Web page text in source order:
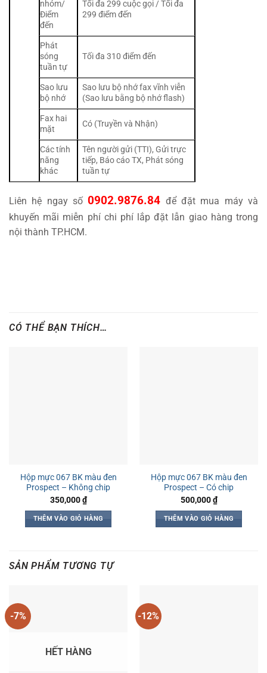
nhóm/
Điểm
đến
Tối đa 299 cuộc gọi / Tối đa
299 điểm đến
Phát
sóng
tuần tự
Tối đa 310 điểm đến
Sao lưu
bộ nhớ
Sao lưu bộ nhớ fax vĩnh viễn
(Sao lưu bằng bộ nhớ flash)
Fax hai
mặt
Có (Truyền và Nhận)
Các tính
năng
khác
Tên người gửi (TTI), Gửi trực
tiếp, Báo cáo TX, Phát sóng
tuần tự
Liên hệ ngay số0902.9876.84 để đặt mua máy và
khuyến mãi miễn phí chi phí lắp đặt lẫn giao hàng trong
nội thành TP.HCM.
CÓ THỂ BẠN THÍCH…
Hộp mực 067 BK màu đen
Prospect – Không chip
350,000₫
THÊM VÀO GIỎ HÀNG
Hộp mực 067 BK màu đen
Prospect – Có chip
500,000₫
THÊM VÀO GIỎ HÀNG
SẢN PHẨM TƯƠNG TỰ
-7%
HẾT HÀNG
-12%